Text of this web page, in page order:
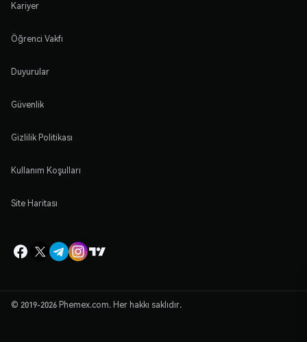
Kariyer
Öğrenci Vakfı
Duyurular
Güvenlik
Gizlilik Politikası
Kullanım Koşulları
Site Haritası
© 2019-2026 Phemex.com. Her hakkı saklıdır.